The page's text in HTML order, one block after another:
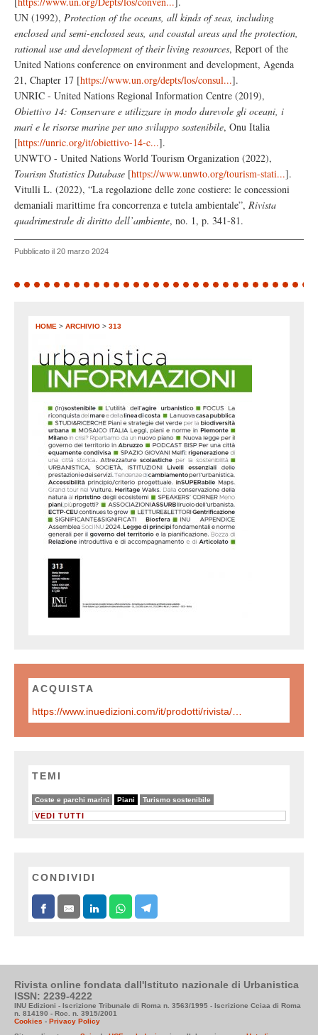
UN (1992), Protection of the oceans, all kinds of seas, including
enclosed and semi-enclosed seas, and coastal areas and the protection,
rational use and development of their living resources, Report of the
United Nations conference on environment and development, Agenda
21, Chapter 17 [https://www.un.org/depts/los/consul...].
UNRIC - United Nations Regional Information Centre (2019),
Obiettivo 14: Conservare e utilizzare in modo durevole gli oceani, i
mari e le risorse marine per uno sviluppo sostenibile, Onu Italia
[https://unric.org/it/obiettivo-14-c...].
UNWTO - United Nations World Tourism Organization (2022),
Tourism Statistics Database [https://www.unwto.org/tourism-stati...].
Vitulli L. (2022), “La regolazione delle zone costiere: le concessioni
demaniali marittime fra concorrenza e tutela ambientale”, Rivista
quadrimestrale di diritto dell’ambiente, no. 1, p. 341-81.
Pubblicato il 20 marzo 2024
HOME > ARCHIVIO > 313
ACQUISTA
https://www.inuedizioni.com/it/prodotti/rivista/n-313-urbanistica-informazioni-gennaio-%E2%80%93-febbraio-2024
TEMI
Coste e parchi marini
19/28 Piani
28/28 Turismo sostenibile
18/28
VEDI TUTTI
CONDIVIDI
Rivista online fondata dall'Istituto nazionale di Urbanistica
ISSN: 2239-4222
INU Edizioni - Iscrizione Tribunale di Roma n. 3563/1995 - Iscrizione Cciaa di Roma
n. 814190 - Roc. n. 3915/2001
Cookies - Privacy Policy